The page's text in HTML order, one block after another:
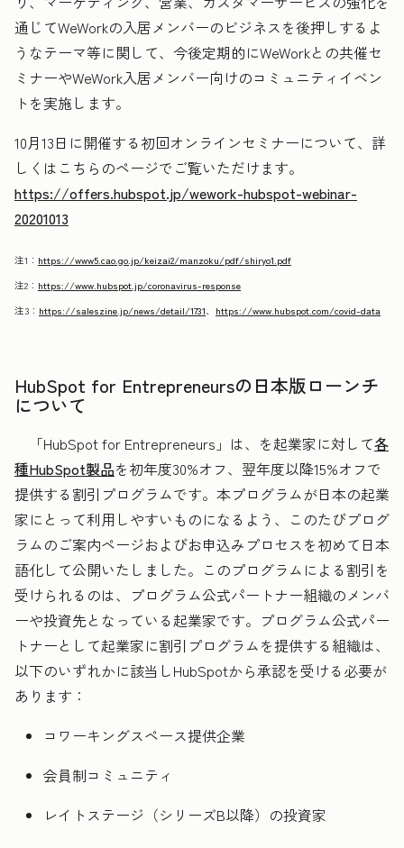
通じてWeWorkの入居メンバーのビジネスを後押しするよ
うなテーマ等に関して、今後定期的にWeWorkとの共催セ
ミナーやWeWork入居メンバー向けのコミュニティイベン
トを実施します。
10月13日に開催する初回オンラインセミナーについて、詳
しくはこちらのページでご覧いただけます。
https://offers.hubspot.jp/wework-hubspot-webinar-
20201013
注1： https://www5.cao.go.jp/keizai2/manzoku/pdf/shiryo1.pdf
注2： https://www.hubspot.jp/coronavirus-response
注3： https://saleszine.jp/news/detail/1731、 https://www.hubspot.com/covid-data
HubSpot for Entrepreneursの日本版ローンチ
について
「HubSpot for Entrepreneurs」は、を起業家に対して各
種HubSpot製品を初年度30%オフ、翌年度以降15%オフで
提供する割引プログラムです。本プログラムが日本の起業
家にとって利用しやすいものになるよう、このたびプログ
ラムのご案内ページおよびお申込みプロセスを初めて日本
語化して公開いたしました。このプログラムによる割引を
受けられるのは、プログラム公式パートナー組織のメンバ
ーや投資先となっている起業家です。プログラム公式パー
トナーとして起業家に割引プログラムを提供する組織は、
以下のいずれかに該当しHubSpotから承認を受ける必要が
あります：
コワーキングスペース提供企業
会員制コミュニティ
レイトステージ（シリーズB以降）の投資家